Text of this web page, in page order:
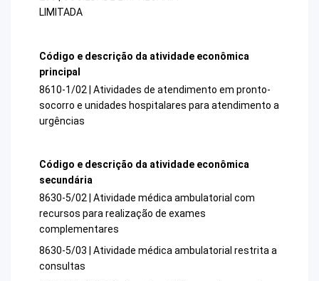
LIMITADA
Código e descrição da atividade econômica
principal
8610-1/02 | Atividades de atendimento em pronto-
socorro e unidades hospitalares para atendimento a
urgências
Código e descrição da atividade econômica
secundária
8630-5/02 | Atividade médica ambulatorial com
recursos para realização de exames
complementares
8630-5/03 | Atividade médica ambulatorial restrita a
consultas